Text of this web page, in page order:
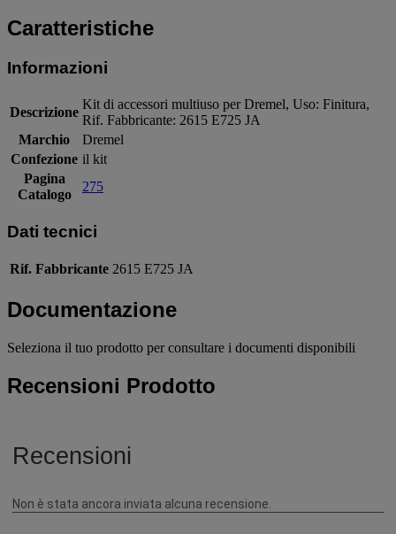
Caratteristiche
Informazioni
Descrizione
Kit di accessori multiuso per Dremel, Uso: Finitura,
Rif. Fabbricante: 2615 E725 JA
Marchio
Dremel
Confezione il kit
Pagina
Catalogo
275
Dati tecnici
Rif. Fabbricante 2615 E725 JA
Documentazione
Seleziona il tuo prodotto per consultare i documenti disponibili
Recensioni Prodotto